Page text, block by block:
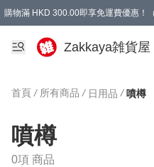
購物滿 HKD 300.00即享免運費優惠！
Zakkaya雑貨屋
首頁 / 所有商品 / 日用品 / 噴樽
噴樽
0項 商品